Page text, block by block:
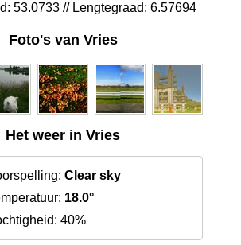
53.0733 // Lengtegraad: 6.57694
Foto's van Vries
Het weer in Vries
Clear sky
18.0°
40%